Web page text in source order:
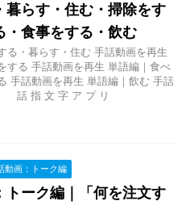
暮らす・住む・掃除をす
・食事をする・飲む
る・暮らす・住む 手話動画を再生
する 手話動画を再生 単語編｜食べ
手話動画を再生 単語編｜飲む 手話
話 指 文 字 ア プ リ
動画：トーク編
トーク編｜「何を注文す